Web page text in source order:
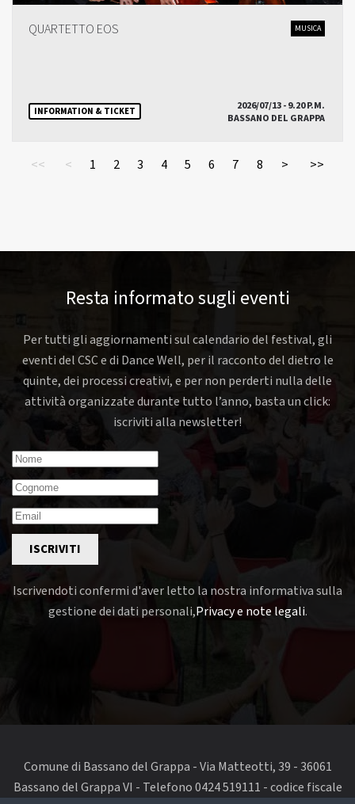
QUARTETTO EOS MUSICA
INFORMATION & TICKET
2026/07/13 - 9.20 P.M.
BASSANO DEL GRAPPA
<< < 1 2 3 4 5 6 7 8 > >>
Resta informato sugli eventi
Per tutti gli aggiornamenti sul calendario del festival, gli
eventi del CSC e di Dance Well, per il racconto del dietro le
quinte, dei processi creativi, e per non perderti nulla delle
attività organizzate durante tutto l’anno, basta un click:
iscriviti alla newsletter!
ISCRIVITI
Iscrivendoti confermi d'aver letto la nostra informativa sulla
gestione dei dati personali,Privacy e note legali.
Comune di Bassano del Grappa - Via Matteotti, 39 - 36061
Bassano del Grappa VI - Telefono 0424 519111 - codice fiscale